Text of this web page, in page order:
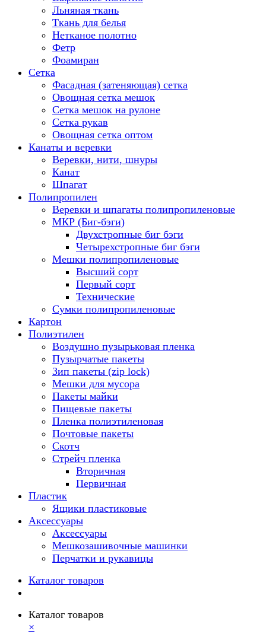
Льняная ткань
Ткань для белья
Нетканое полотно
Фетр
Фоамиран
Сетка
Фасадная (затеняющая) сетка
Овощная сетка мешок
Сетка мешок на рулоне
Сетка рукав
Овощная сетка оптом
Канаты и веревки
Веревки, нити, шнуры
Канат
Шпагат
Полипропилен
Веревки и шпагаты полипропиленовые
МКР (Биг-бэги)
Двухстропные биг бэги
Четырехстропные биг бэги
Мешки полипропиленовые
Высший сорт
Первый сорт
Технические
Сумки полипропиленовые
Картон
Полиэтилен
Воздушно пузырьковая пленка
Пузырчатые пакеты
Зип пакеты (zip lock)
Мешки для мусора
Пакеты майки
Пищевые пакеты
Пленка полиэтиленовая
Почтовые пакеты
Скотч
Стрейч пленка
Вторичная
Первичная
Пластик
Ящики пластиковые
Аксессуары
Аксессуары
Мешкозашивочные машинки
Перчатки и рукавицы
Каталог товаров
Каталог товаров
×